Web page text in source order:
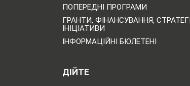
ПОПЕРЕДНІ ПРОГРАМИ
ГРАНТИ, ФІНАНСУВАННЯ,
ІНІЦІАТИВИ
ІНФОРМАЦІЙНІ БЮЛЕТЕНІ
ДІЙТЕ